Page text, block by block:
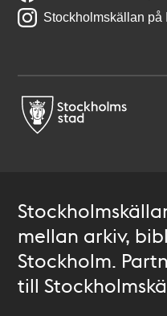
Stockholmskällan på
mellan arkiv,
Stockholm.
till